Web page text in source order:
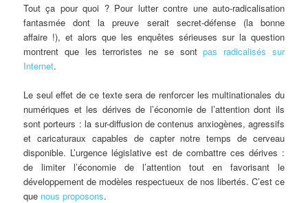
Tout ça pour quoi ? Pour lutter contre une auto-radicalisation
fantasmée dont la preuve serait secret-défense (la bonne
affaire !), et alors que les enquêtes sérieuses sur la question
montrent que les terroristes ne se sontpas radicalisés sur
Internet.
Le seul effet de ce texte sera de renforcer les multinationales du
numériques et les dérives de l’économie de l’attention dont ils
sont porteurs : la sur-diffusion de contenus anxiogènes, agressifs
et caricaturaux capables de capter notre temps de cerveau
disponible. L’urgence législative est de combattre ces dérives :
de limiter l’économie de l’attention tout en favorisant le
développement de modèles respectueux de nos libertés. C’est ce
que nous proposons.